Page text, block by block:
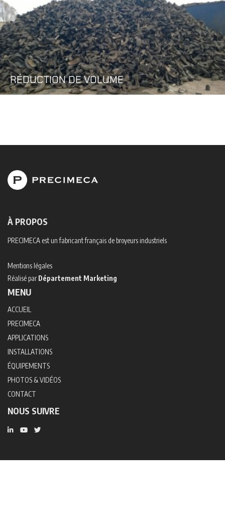
RÉDUCTION DE VOLUME
À PROPOS
PRECIMECA est un fabricant français de broyeurs industriels
Mentions légales
Réalisé parDépartement Marketing
MENU
ACCUEIL
PRECIMECA
APPLICATIONS
INSTALLATIONS
ÉQUIPEMENTS
PHOTOS & VIDÉOS
CONTACT
NOUS SUIVRE